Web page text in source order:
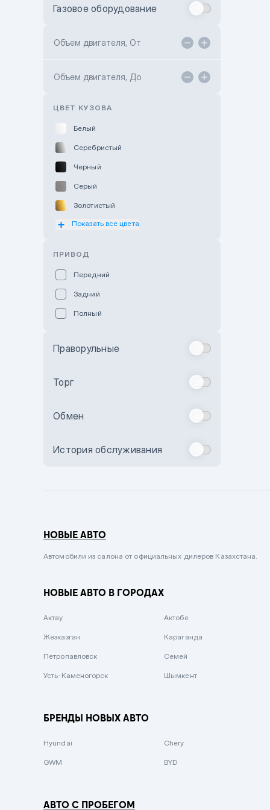
Toyota Kokshetau
Hyundai ShymCity
Газовое оборудование
Объем двигателя, От
Объем двигателя, До
ЦВЕТ КУЗОВА
Белый
Серебристый
Черный
Серый
Золотистый
Оранжевый
Бежевый
Комбинированный
Сиреневый металлик
Вишневый
Зеленый металлик
Показать все цвета
ПРИВОД
Передний
Задний
Полный
Праворульные
Торг
Обмен
История обслуживания
НОВЫЕ АВТО
Автомобили из салона от официальных дилеров Казахстана.
НОВЫЕ АВТО В ГОРОДАХ
Актау Актобе
Жезказган Караганда
Петропавловск Семей
Усть-Каменогорск Шымкент
БРЕНДЫ НОВЫХ АВТО
Hyundai Chery
GWM BYD
АВТО С ПРОБЕГОМ